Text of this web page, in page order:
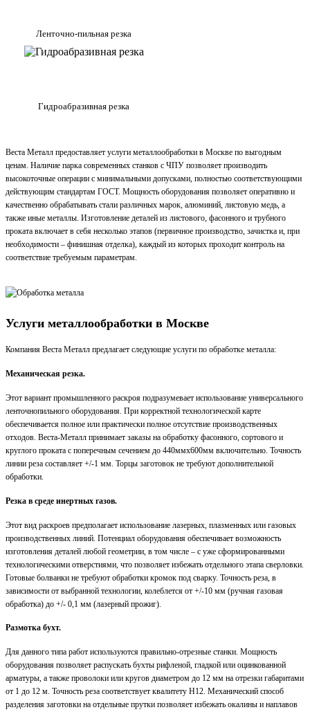
Ленточно-пильная резка
Гидроабразивная резка
Веста Металл предоставляет услуги металлообработки в Москве по выгодным
ценам. Наличие парка современных станков с ЧПУ позволяет производить
высокоточные операции с минимальными допусками, полностью соответствующими
действующим стандартам ГОСТ. Мощность оборудования позволяет оперативно и
качественно обрабатывать стали различных марок, алюминий, листовую медь, а
также иные металлы. Изготовление деталей из листового, фасонного и трубного
проката включает в себя несколько этапов (первичное производство, зачистка и, при
необходимости – финишная отделка), каждый из которых проходит контроль на
соответствие требуемым параметрам.
Услуги металлообработки в Москве
Компания Веста Металл предлагает следующие услуги по обработке металла:
Механическая резка.
Этот вариант промышленного раскроя подразумевает использование универсального
ленточнопильного оборудования. При корректной технологической карте
обеспечивается полное или практически полное отсутствие производственных
отходов. Веста-Металл принимает заказы на обработку фасонного, сортового и
круглого проката с поперечным сечением до 440ммх600мм включительно. Точность
линии реза составляет +/-1 мм. Торцы заготовок не требуют дополнительной
обработки.
Резка в среде инертных газов.
Этот вид раскроев предполагает использование лазерных, плазменных или газовых
производственных линий. Потенциал оборудования обеспечивает возможность
изготовления деталей любой геометрии, в том числе – с уже сформированными
технологическими отверстиями, что позволяет избежать отдельного этапа сверловки.
Готовые болванки не требуют обработки кромок под сварку. Точность реза, в
зависимости от выбранной технологии, колеблется от +/-10 мм (ручная газовая
обработка) до +/- 0,1 мм (лазерный прожиг).
Размотка бухт.
Для данного типа работ используются правильно-отрезные станки. Мощность
оборудования позволяет распускать бухты рифленой, гладкой или оцинкованной
арматуры, а также проволоки или кругов диаметром до 12 мм на отрезки габаритами
от 1 до 12 м. Точность реза соответствует квалитету H12. Механический способ
разделения заготовки на отдельные прутки позволяет избежать окалины и наплавов